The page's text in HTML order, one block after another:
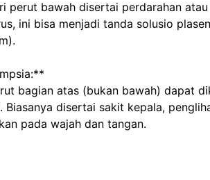
ini bisa menjadi tanda solusio
Biasanya disertai sakit kepala,
pada wajah dan tangan.